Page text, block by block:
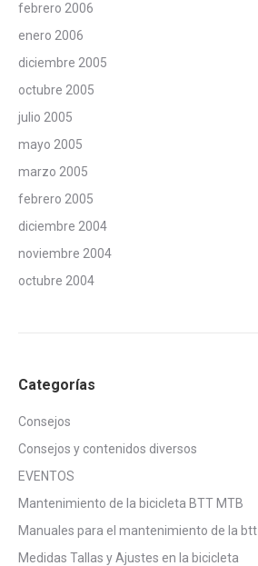
febrero 2006
enero 2006
diciembre 2005
octubre 2005
julio 2005
mayo 2005
marzo 2005
febrero 2005
diciembre 2004
noviembre 2004
octubre 2004
Categorías
Consejos
Consejos y contenidos diversos
EVENTOS
Mantenimiento de la bicicleta BTT MTB
Manuales para el mantenimiento de la btt
Medidas Tallas y Ajustes en la bicicleta